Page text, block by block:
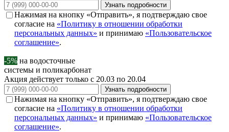
Узнать подробности
Нажимая на кнопку «Отправить», я подтверждаю свое
согласие на «Политику в отношении обработки
персональных данных» и принимаю «Пользовательское
соглашение».
-5% на водосточные
системы и поликарбонат
Акция действует только с 20.03 по 20.04
Узнать подробности
Нажимая на кнопку «Отправить», я подтверждаю свое
согласие на «Политику в отношении обработки
персональных данных» и принимаю «Пользовательское
соглашение».